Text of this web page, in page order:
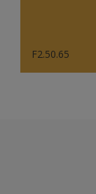
F2.50.65